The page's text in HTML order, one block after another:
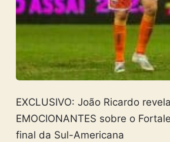
EXCLUSIVO: João Ricardo
EMOCIONANTES sobre o
final da Sul-Americana